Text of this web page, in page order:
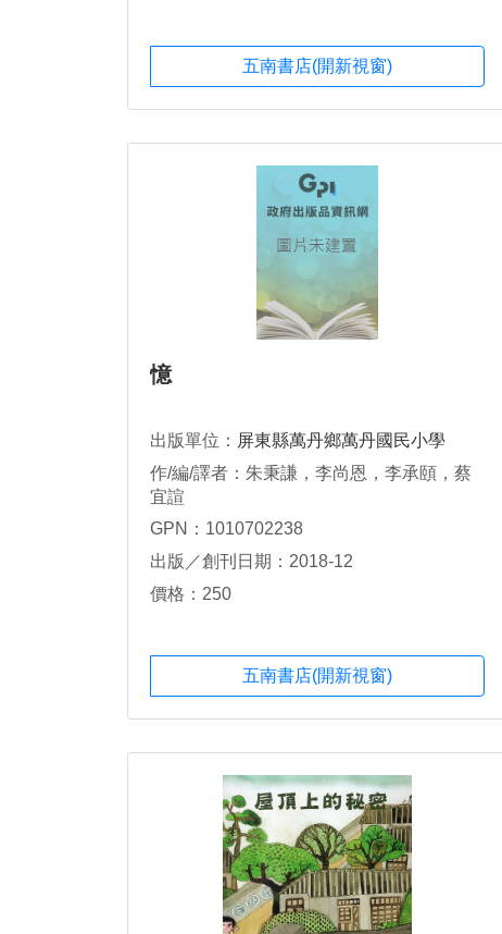
五南書店(開新視窗)
憶
出版單位： 屏東縣萬丹鄉萬丹國民小學
作/編/譯者：朱秉謙，李尚恩，李承頤，蔡
宜諠
GPN：1010702238
出版／創刊日期：2018-12
價格：250
五南書店(開新視窗)